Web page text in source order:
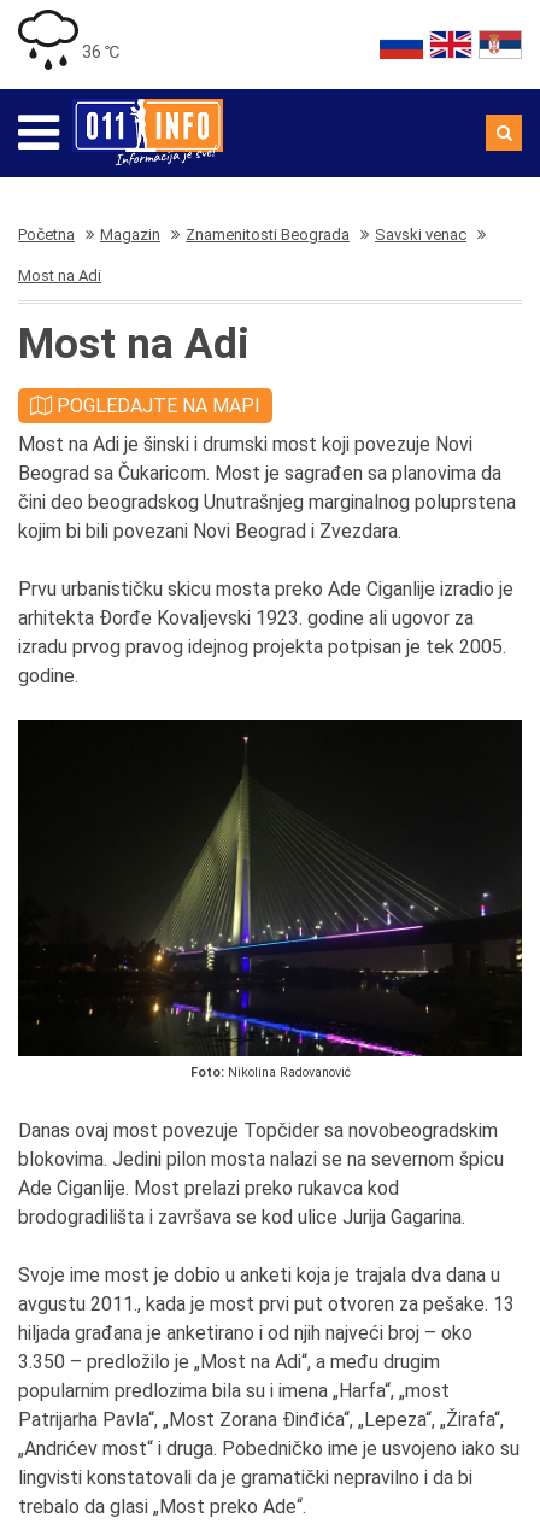
36 ℃
Početna Magazin Znamenitosti Beograda Savski venac
Most na Adi
Most na Adi
POGLEDAJTE NA MAPI
Most na Adi je šinski i drumski most koji povezuje Novi
Beograd sa Čukaricom. Most je sagrađen sa planovima da
čini deo beogradskog Unutrašnjeg marginalnog poluprstena
kojim bi bili povezani Novi Beograd i Zvezdara.
Prvu urbanističku skicu mosta preko Ade Ciganlije izradio je
arhitekta Đorđe Kovaljevski 1923. godine ali ugovor za
izradu prvog pravog idejnog projekta potpisan je tek 2005.
godine.
Foto:Nikolina Radovanović
Danas ovaj most povezuje Topčider sa novobeogradskim
blokovima. Jedini pilon mosta nalazi se na severnom špicu
Ade Ciganlije. Most prelazi preko rukavca kod
brodogradilišta i završava se kod ulice Jurija Gagarina.
Svoje ime most je dobio u anketi koja je trajala dva dana u
avgustu 2011., kada je most prvi put otvoren za pešake. 13
hiljada građana je anketirano i od njih najveći broj – oko
3.350 – predložilo je „Most na Adi“, a među drugim
popularnim predlozima bila su i imena „Harfa“, „most
Patrijarha Pavla“, „Most Zorana Đinđića“, „Lepeza“, „Žirafa“,
„Andrićev most“ i druga. Pobedničko ime je usvojeno iako su
lingvisti konstatovali da je gramatički nepravilno i da bi
trebalo da glasi „Most preko Ade“.